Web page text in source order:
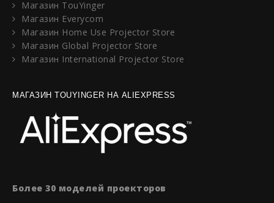
Магазин TouYinger
Магазин Everycom
Магазин Home Use Projector Store
Магазин Global Projector Store
Магазин International Projector Store
МАГАЗИН TOUYINGER НА ALIEXPRESS
Более 30 моделей проекторов